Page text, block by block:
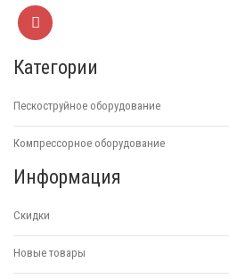
Категории
Пескоструйное оборудование
Компрессорное оборудование
Информация
Скидки
Новые товары